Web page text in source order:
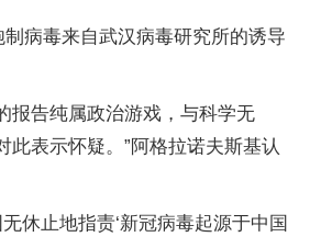
病毒来自武汉病毒研究所的诱导
报告纯属政治游戏，与科学无
表示怀疑。”阿格拉诺夫斯基认
休止地指责‘新冠病毒起源于中国